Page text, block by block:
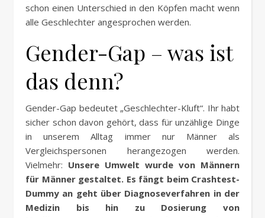
schon einen Unterschied in den Köpfen macht wenn
alle Geschlechter angesprochen werden.
Gender-Gap – was ist
das denn?
Gender-Gap bedeutet „Geschlechter-Kluft“. Ihr habt
sicher schon davon gehört, dass für unzählige Dinge
in unserem Alltag immer nur Männer als
Vergleichspersonen herangezogen werden.
Vielmehr: Unsere Umwelt wurde von Männern
für Männer gestaltet. Es fängt beim Crashtest-
Dummy an geht über Diagnoseverfahren in der
Medizin bis hin zu Dosierung von